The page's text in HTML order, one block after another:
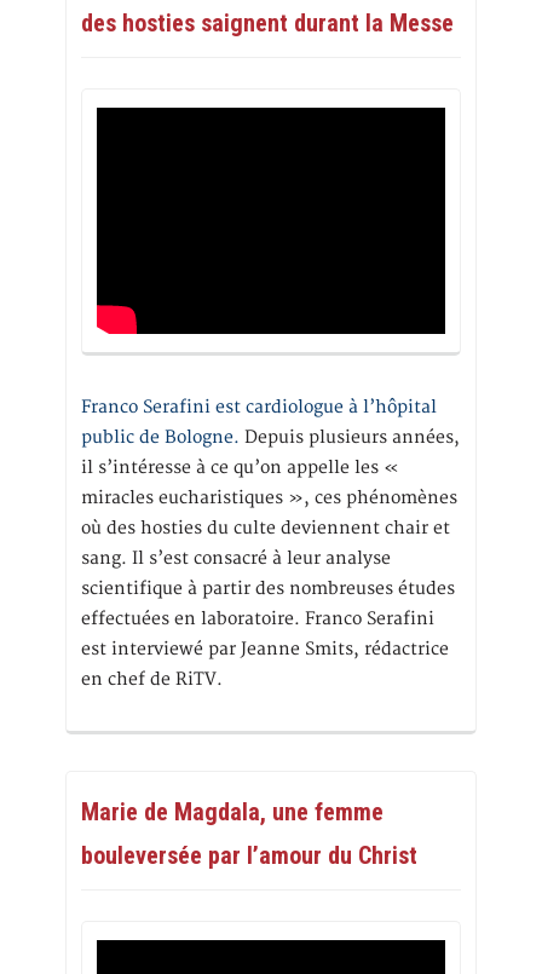
des hosties saignent durant la Messe
Franco Serafini est cardiologue à l’hôpital
public de Bologne. Depuis plusieurs années,
il s’intéresse à ce qu’on appelle les «
miracles eucharistiques », ces phénomènes
où des hosties du culte deviennent chair et
sang. Il s’est consacré à leur analyse
scientifique à partir des nombreuses études
effectuées en laboratoire. Franco Serafini
est interviewé par Jeanne Smits, rédactrice
en chef de RiTV.
Marie de Magdala, une femme
bouleversée par l’amour du Christ